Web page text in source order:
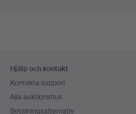
Hjälp och kontakt
Kontakta support
Alla auktionshus
Betalningsalternativ